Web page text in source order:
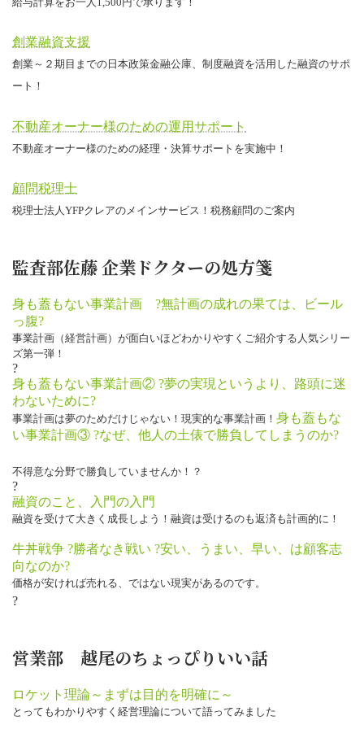
創業融資支援
創業～２期目までの日本政策金融公庫、制度融資を活用した融資のサポ
ート！
不動産オーナー様のための運用サポート
不動産オーナー様のための経理・決算サポートを実施中！
顧問税理士
税理士法人YFPクレアのメインサービス！税務顧問のご案内
監査部佐藤 企業ドクターの処方箋
身も蓋もない事業計画 ?無計画の成れの果ては、ビール
っ腹?
事業計画（経営計画）が面白いほどわかりやすくご紹介する人気シリー
ズ第一弾！
?
身も蓋もない事業計画② ?夢の実現というより、路頭に迷
わないために?
事業計画は夢のためだけじゃない！現実的な事業計画！ 身も蓋もな
い事業計画③ ?なぜ、他人の土俵で勝負してしまうのか?
不得意な分野で勝負していませんか！？
?
融資のこと、入門の入門
融資を受けて大きく成長しよう！融資は受けるのも返済も計画的に！
牛丼戦争 ?勝者なき戦い ?安い、うまい、早い、は顧客志
向なのか?
価格が安ければ売れる、ではない現実があるのです。
?
営業部 越尾のちょっぴりいい話
ロケット理論～まずは目的を明確に～
とってもわかりやすく経営理論について語ってみました